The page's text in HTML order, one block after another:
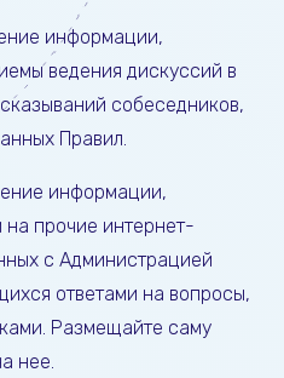
информации,
ведения дискуссий в
собеседников,
Правил.
информации,
прочие интернет-
с Администрацией
ответами на вопросы,
Размещайте саму
нее.